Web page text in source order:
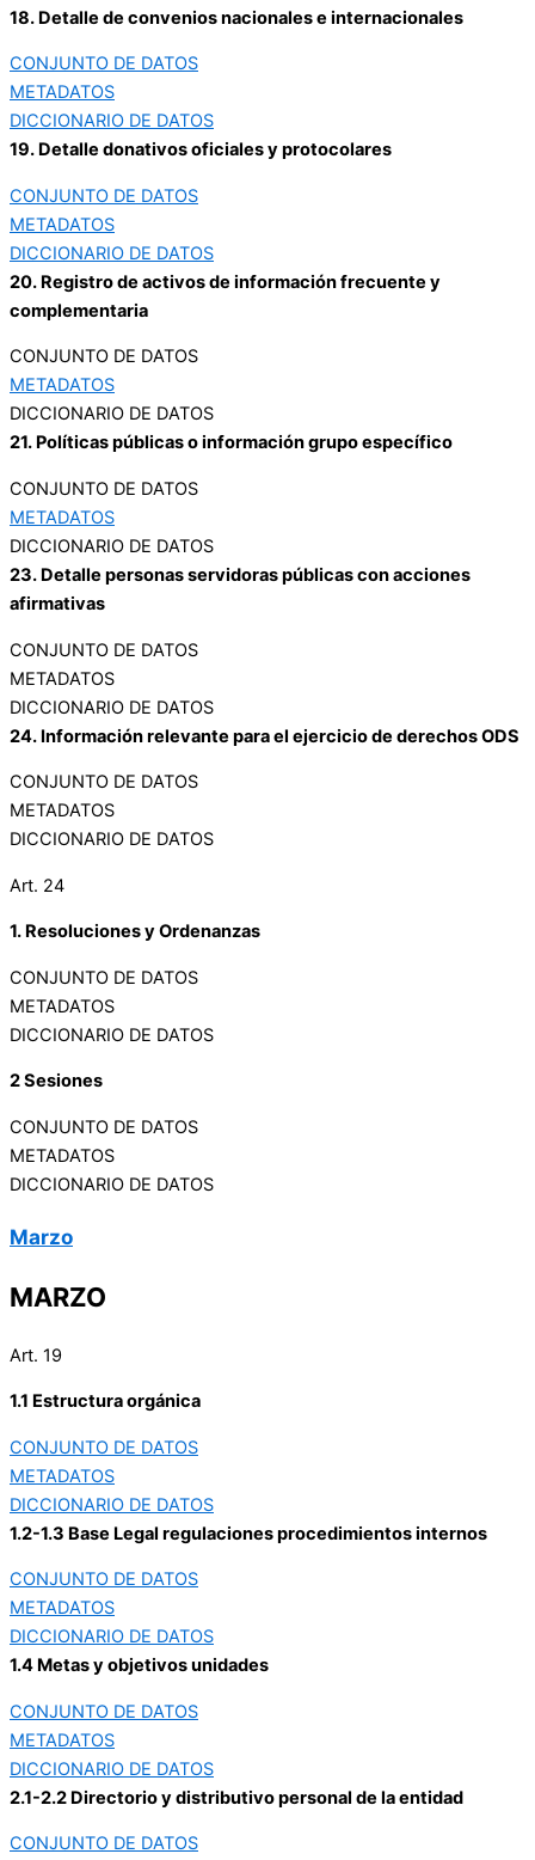
18. Detalle de convenios nacionales e internacionales
CONJUNTO DE DATOS
METADATOS
DICCIONARIO DE DATOS
19. Detalle donativos oficiales y protocolares
CONJUNTO DE DATOS
METADATOS
DICCIONARIO DE DATOS
20. Registro de activos de información frecuente y
complementaria
CONJUNTO DE DATOS
METADATOS
DICCIONARIO DE DATOS
21. Políticas públicas o información grupo específico
CONJUNTO DE DATOS
METADATOS
DICCIONARIO DE DATOS
23. Detalle personas servidoras públicas con acciones
afirmativas
CONJUNTO DE DATOS
METADATOS
DICCIONARIO DE DATOS
24. Información relevante para el ejercicio de derechos ODS
CONJUNTO DE DATOS
METADATOS
DICCIONARIO DE DATOS
Art. 24
1. Resoluciones y Ordenanzas
CONJUNTO DE DATOS
METADATOS
DICCIONARIO DE DATOS
2 Sesiones
CONJUNTO DE DATOS
METADATOS
DICCIONARIO DE DATOS
Marzo
MARZO
Art. 19
1.1 Estructura orgánica
CONJUNTO DE DATOS
METADATOS
DICCIONARIO DE DATOS
1.2-1.3 Base Legal regulaciones procedimientos internos
CONJUNTO DE DATOS
METADATOS
DICCIONARIO DE DATOS
1.4 Metas y objetivos unidades
CONJUNTO DE DATOS
METADATOS
DICCIONARIO DE DATOS
2.1-2.2 Directorio y distributivo personal de la entidad
CONJUNTO DE DATOS